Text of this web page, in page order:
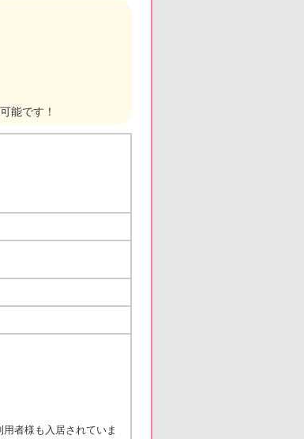
能です！
者様も入居されていま